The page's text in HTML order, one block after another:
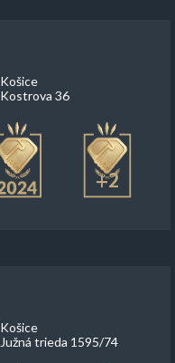
Košice
Kostrova 36
+2
Košice
Južná trieda 1595/74